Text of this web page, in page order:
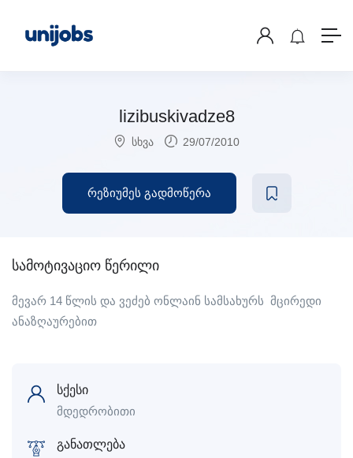
lizibuskivadze8
სხვა 29/07/2010
რეზიუმეს გადმოწერა
სამოტივაციო წერილი
მევარ 14 წლის და ვეძებ ონლაინ სამსახურს მცირედი
ანაზღაურებით
სქესი
მდედრობითი
განათლება